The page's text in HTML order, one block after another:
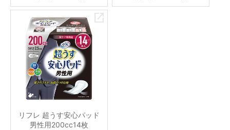
リフレ 超うす安心パッド
男性用200cc14枚